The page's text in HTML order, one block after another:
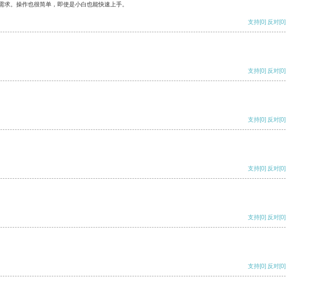
。操作也很简单，即使是小白也能快速上手。
支持[0] 反对[0]
支持[0] 反对[0]
支持[0] 反对[0]
支持[0] 反对[0]
支持[0] 反对[0]
支持[0] 反对[0]